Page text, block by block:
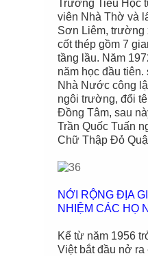
Trường Tiểu Học
viên Nhà Thờ và
Sơn Liêm, trường
cốt thép gồm 7
tầng lầu. Năm
năm học đầu
Nhà Nước công
ngôi trường, đổi
Đồng Tâm, sau
Trần Quốc Tuấn
Chữ Thập Đỏ
NỚI RỘNG ĐỊA
NHIỆM CÁC HỌ
Kể từ năm 1956
Việt bắt đầu nở